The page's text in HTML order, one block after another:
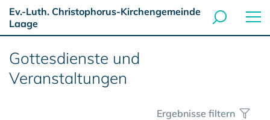
Ev.-Luth. Christophorus-Kirchengemeinde
Laage
Gottesdienste und
Veranstaltungen
Ergebnisse filtern